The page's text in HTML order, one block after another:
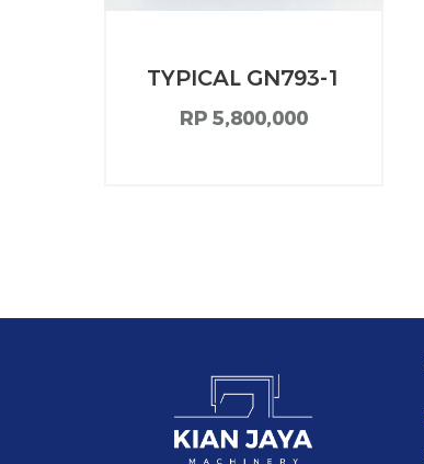
TYPICAL GN793-1
RP 5,800,000